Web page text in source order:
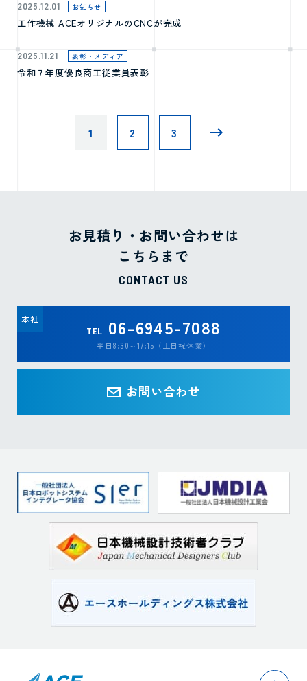
2025.12.01 お知らせ
工作機械 ACEオリジナルのCNCが完成
2025.11.21 表彰・メディア
令和７年度優良商工従業員表彰
1 2 3
お見積り・お問い合わせは
こちらまで
CONTACT US
本社
TEL 06-6945-7088
平日8:30～17:15（土日祝休業）
お問い合わせ